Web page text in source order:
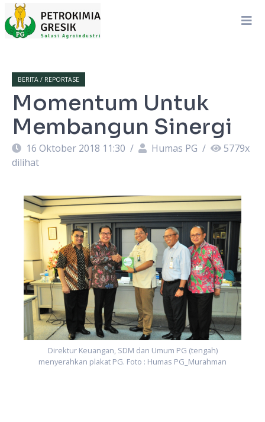
BERITA / REPORTASE
Momentum Untuk
Membangun Sinergi
16 Oktober 2018 11:30 / Humas PG / 5779x
dilihat
Direktur Keuangan, SDM dan Umum PG (tengah)
menyerahkan plakat PG. Foto : Humas PG_Murahman